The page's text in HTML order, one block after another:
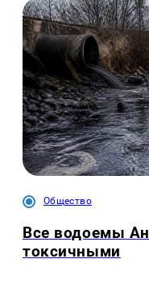
Общество
Все водоемы
токсичными